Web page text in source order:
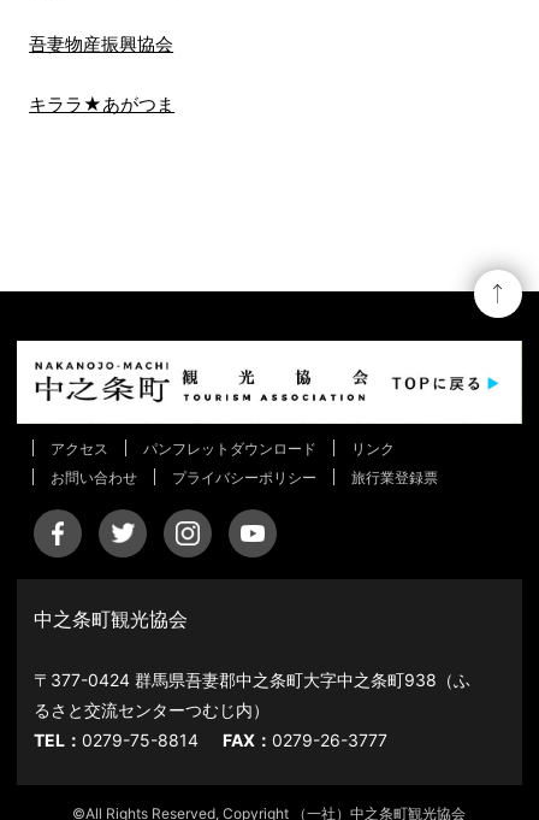
吾妻物産振興協会
キララ★あがつま
アクセス パンフレットダウンロード
リンク
お問い合わせ
プライバシーポリシー 旅行業登録票
中之条町観光協会
〒377-0424 群馬県吾妻郡中之条町大字中之条町938（ふ
るさと交流センターつむじ内）
TEL：0279-75-8814 FAX：0279-26-3777
©All Rights Reserved, Copyright （一社）中之条町観光協会